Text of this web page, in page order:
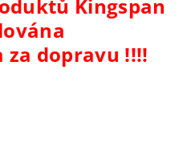
Kingspan
dopravu !!!!